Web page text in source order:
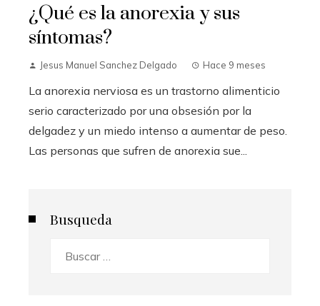
¿Qué es la anorexia y sus
síntomas?
Jesus Manuel Sanchez Delgado Hace 9 meses
La anorexia nerviosa es un trastorno alimenticio
serio caracterizado por una obsesión por la
delgadez y un miedo intenso a aumentar de peso.
Las personas que sufren de anorexia sue...
Busqueda